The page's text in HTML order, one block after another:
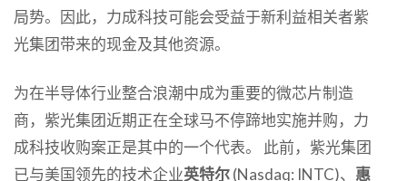
局势。因此，力成科技可能会受益于新利益相关者紫
光集团带来的现金及其他资源。
为在半导体行业整合浪潮中成为重要的微芯片制造
商，紫光集团近期正在全球马不停蹄地实施并购，力
成科技收购案正是其中的一个代表。 此前，紫光集团
已与美国领先的技术企业英特尔(Nasdaq: INTC)、 惠